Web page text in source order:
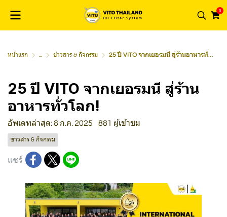
0
หน้าแรก ... ข่าวสาร & กิจกรรม 25 ปี VITO จากเยอรมนี สู่ร้านอาหารทั่วโลก!
25 ปี VITO จากเยอรมนี สู่ร้าน
อาหารทั่วโลก!
อัพเดทล่าสุด: 8 ก.ค. 2025 881 ผู้เข้าชม
ข่าวสาร & กิจกรรม
แชร์